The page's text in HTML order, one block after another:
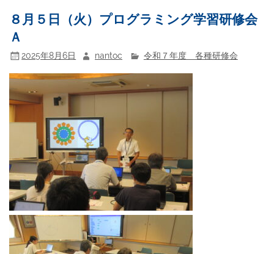
８月５日（火）プログラミング学習研修会
Ａ
2025年8月6日 nantoc 令和７年度 各種研修会